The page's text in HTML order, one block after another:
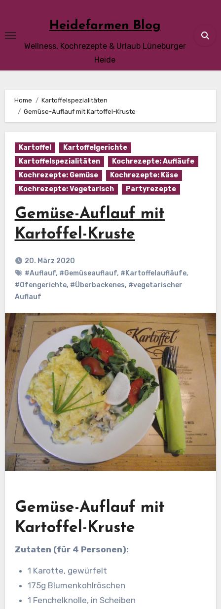
content
Heidefarmen Blog
Wellness, Kochrezepte & Urlaub Lüneburger
Heide
Home
Kartoffelspezialitäten
Gemüse-Auflauf mit Kartoffel-Kruste
Kartoffel
Kartoffelgerichte
Kartoffelspezialitäten
Kochrezepte: Aufläufe
Kochrezepte: Gemüse
Kochrezepte: Käse
Kochrezepte: Vegetarisch
Partyrezepte
Gemüse-Auflauf mit
Kartoffel-Kruste
20. März 2020
#Auflauf, #Gemüseauflauf, #Kartoffelaufläufe,
#Ofengerichte, #Überbackenes, #vegetarischer
Auflauf
Gemüse-Auflauf mit
Kartoffel-Kruste
Zutaten (für 4 Personen):
1 Karotte, gewürfelt
175g Blumenkohlröschen
1 Fenchelknolle, in Scheiben